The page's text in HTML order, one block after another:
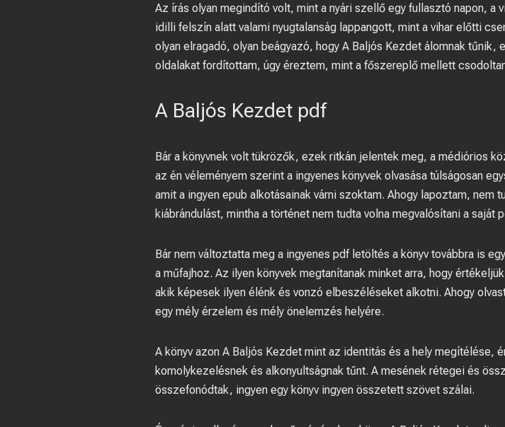
Az írás olyan megindító volt, mint a nyári szellő egy fullasztó napon, a
idilli felszín alatt valami nyugtalanság lappangott, mint a vihar előtti
olyan elragadó, olyan beágyazó, hogy A Baljós Kezdet álomnak
oldalakat fordítottam, úgy éreztem, mint a főszereplő mellett
A Baljós Kezdet pdf
Bár a könyvnek volt tükrözők, ezek ritkán jelentek meg, a médiórios
az én véleményem szerint a ingyenes könyvek olvasása túlságosan
amit a ingyen epub alkotásainak várni szoktam. Ahogy lapoztam, nem
kiábrándulást, mintha a történet nem tudta volna megvalósítani a saját
Bár nem változtatta meg a ingyenes pdf letöltés a könyv továbbra is
a műfajhoz. Az ilyen könyvek megtanítanak minket arra, hogy
akik képesek ilyen élénk és vonzó elbeszéléseket alkotni. Ahogy
egy mély érzelem és mély önelemzés helyére.
A könyv azon A Baljós Kezdet mint az identitás és a hely megítélése,
komolykezelésnek és alkonyultságnak tűnt. A mesének rétegei és
összefonódtak, ingyen egy könyv ingyen összetett szövet szálai.